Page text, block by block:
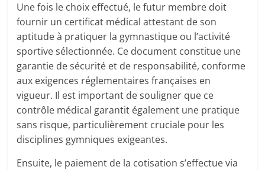
Une fois le choix effectué, le futur membre doit
fournir un certificat médical attestant de son
aptitude à pratiquer la gymnastique ou l’activité
sportive sélectionnée. Ce document constitue une
garantie de sécurité et de responsabilité, conforme
aux exigences réglementaires françaises en
vigueur. Il est important de souligner que ce
contrôle médical garantit également une pratique
sans risque, particulièrement cruciale pour les
disciplines gymniques exigeantes.
Ensuite, le paiement de la cotisation s’effectue via